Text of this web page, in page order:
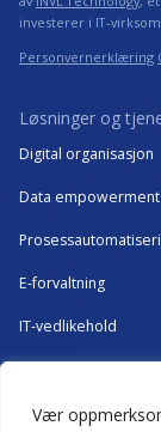
Vær
investerer i IT-
Personvernerklæring
Løsninger og
Digital organisasjon
Data empowerment
E-forvaltning
IT-vedlikehold